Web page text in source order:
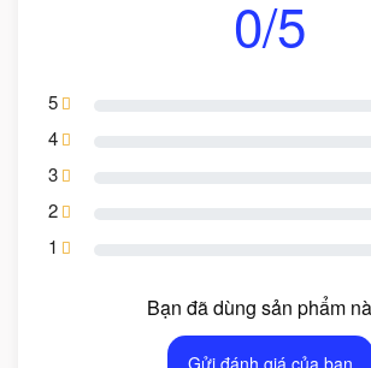
0/5
5
4
3
2
1
Bạn đã dùng sản phẩm
Gửi đánh giá của bạn